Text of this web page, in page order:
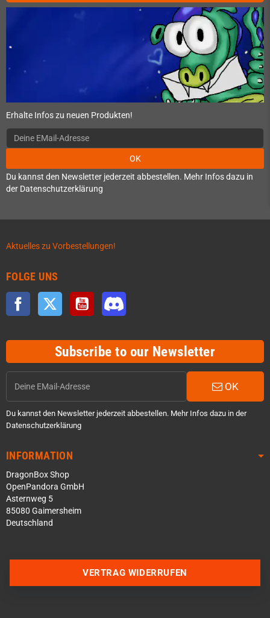
Erhalte Infos zu neuen Produkten!
OK
Du kannst den Newsletter jederzeit abbestellen. Mehr Infos dazu in
der Datenschutzerklärung
Aktuelles zu Vorbestellungen!
FOLGE UNS
Facebook Twitter YouTube
Subscribe to our Newsletter
OK
Du kannst den Newsletter jederzeit abbestellen. Mehr Infos dazu in der
Datenschutzerklärung
INFORMATION
DragonBox Shop
OpenPandora GmbH
Asternweg 5
85080 Gaimersheim
Deutschland
VERTRAG WIDERRUFEN